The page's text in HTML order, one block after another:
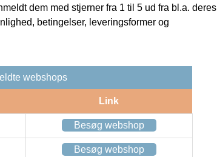
dem med stjerner fra 1 til 5 ud fra bl.a. deres
betingelser, leveringsformer og
webshops
Link
Besøg webshop
Besøg webshop